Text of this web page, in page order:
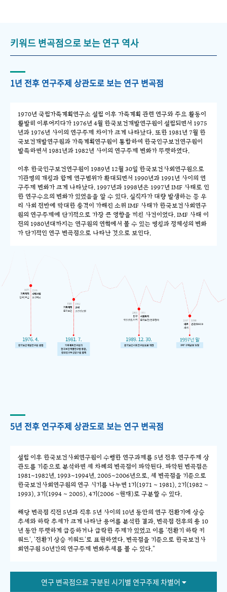
키워드 변곡점으로 보는 연구 역사
1년 전후 연구주제 상관도로 보는 연구 변곡점
1970년 국립가족계획연구소 설립 이후 가족계획 관련 연구와 주요 활동이
활발히 이루어지다가 1976년 4월 한국보건개발연구원이 설립되면서 1975
년과 1976년 사이의 연구주제 차이가 크게 나타났다. 또한 1981년 7월 한
국보건개발연구원과 가족계획연구원이 통합하여 한국인구보건연구원이
발족하면서 1981년과 1982년 사이의 연구주제 변화가 뚜렷하였다.
이후 한국인구보건연구원이 1989년 12월 30일 한국보건사회연구원으로
기관명의 개칭과 함께 연구범위가 확대되면서 1990년과 1991년 사이의 연
구주제 변화가 크게 나타났다. 1997년과 1998년은 1997년 IMF 사태로 인
한 연구수요의 변화가 있었음을 알 수 있다. 실직자가 대량 발생하는 등 우
리 사회 전반에 막대한 충격이 가해진 소위 IMF 사태가 한국보건사회연구
원의 연구주제에 단기적으로 가장 큰 영향을 끼친 사건이었다. IMF 사태 이
전의 1980년대까지는 연구원의 연혁에서 볼 수 있는 명칭과 정체성의 변화
가 단기적인 연구 변곡점으로 나타난 것으로 보인다.
5년 전후 연구주제 상관도로 보는 연구 변곡점
설립 이후 한국보건사회연구원이 수행한 연구과제를 5년 전후 연구주제 상
관도를 기준으로 분석하면 세 차례의 변곡점이 파악된다. 파악된 변곡점은
1981~1982년, 1993~1994년, 2005~2006년으로, 세 변곡점을 기준으로
한국보건사회연구원의 연구 시기를 나누면 1기(1971 ~ 1981), 2기(1982 ~
1993), 3기(1994 ~ 2005), 4기(2006 ~현재)로 구분할 수 있다.
해당 변곡점 직전 5년과 직후 5년 사이의 10년 동안의 연구 전환기에 상승
추세와 하락 추세가 크게 나타난 용어를 분석한 결과, 변곡점 전후의 총 10
년 동안 뚜렷하게 급증하거나 급락한 주제가 있었고 이를 '전환기 하락 키
워드', '전환기 상승 키워드'로 표현하였다. 변곡점을 기준으로 한국보건사
회연구원 50년간의 연구주제 변화추세를 볼 수 있다."
연구 변곡점으로 구분된 시기별 연구주제 차별어